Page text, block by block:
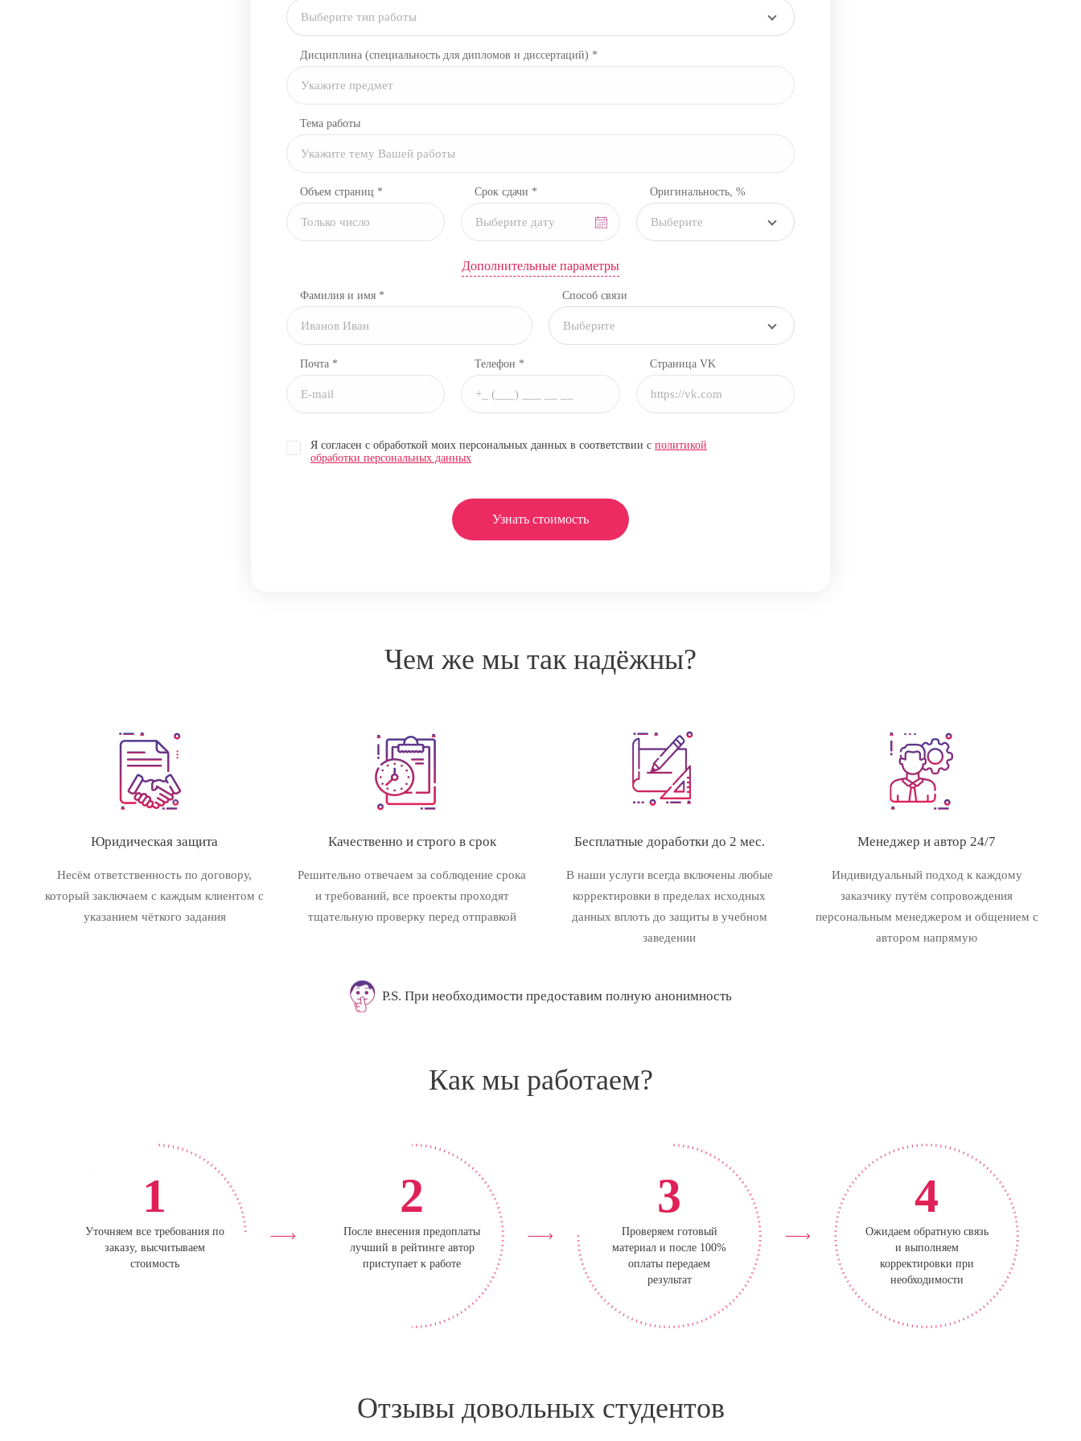
Выберите тип работы
Дисциплина (специальность для дипломов и диссертаций) *
Тема работы
Объем страниц * Срок сдачи * Оригинальность, %
Выберите
Дополнительные параметры
Фамилия и имя * Способ связи
Выберите
Почта * Телефон * Страница VK
Я согласен с обработкой моих персональных данных в соответствии с политикой
обработки персональных данных
Узнать стоимость
Чем же мы так надёжны?
Юридическая защита
Несём ответственность по договору,
который заключаем с каждым клиентом с
указанием чёткого задания
Качественно и строго в срок
Решительно отвечаем за соблюдение срока
и требований, все проекты проходят
тщательную проверку перед отправкой
Бесплатные доработки до 2 мес.
В наши услуги всегда включены любые
корректировки в пределах исходных
данных вплоть до защиты в учебном
заведении
Менеджер и автор 24/7
Индивидуальный подход к каждому
заказчику путём сопровождения
персональным менеджером и общением с
автором напрямую
P.S. При необходимости предоставим полную анонимность
Как мы работаем?
1
Уточняем все требования по
заказу, высчитываем
стоимость
2
После внесения предоплаты
лучший в рейтинге автор
приступает к работе
3
Проверяем готовый
материал и после 100%
оплаты передаем
результат
4
Ожидаем обратную связь
и выполняем
корректировки при
необходимости
Отзывы довольных студентов